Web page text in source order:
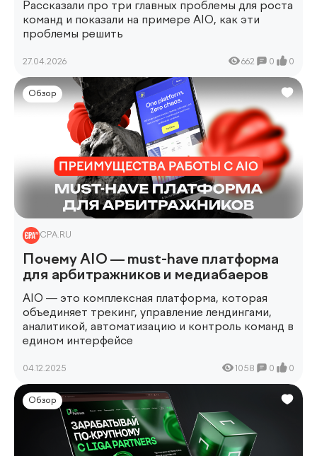
Рассказали про три главных проблемы для роста
команд и показали на примере AIO, как эти
проблемы решить
27.04.2026 662 0 0
Обзор
CPA.RU
Почему AIO — must-have платформа
для арбитражников и медиабаеров
AIO — это комплексная платформа, которая
объединяет трекинг, управление лендингами,
аналитикой, автоматизацию и контроль команд в
едином интерфейсе
04.12.2025 1058 0 0
Обзор